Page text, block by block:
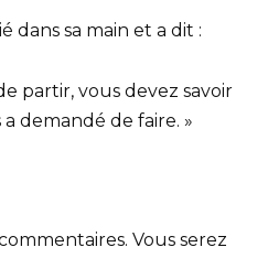
dans sa main et a dit :
partir, vous devez savoir
demandé de faire. »
Vous serez